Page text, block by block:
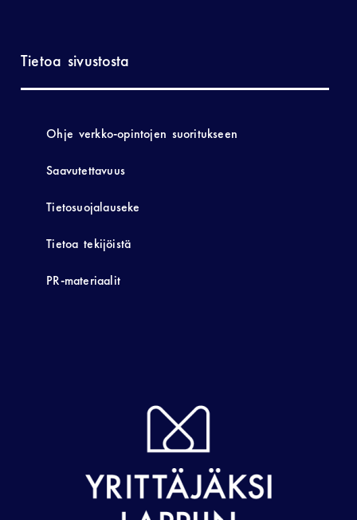
Tietoa sivustosta
Ohje verkko-opintojen suoritukseen
Saavutettavuus
Tietosuojalauseke
Tietoa tekijöistä
PR-materiaalit